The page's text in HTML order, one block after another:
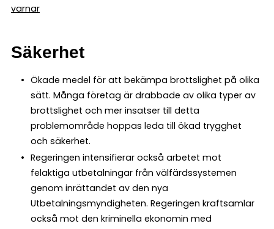
varnar
Säkerhet
Ökade medel för att bekämpa brottslighet på olika
sätt. Många företag är drabbade av olika typer av
brottslighet och mer insatser till detta
problemområde hoppas leda till ökad trygghet
och säkerhet.
Regeringen intensifierar också arbetet mot
felaktiga utbetalningar från välfärdssystemen
genom inrättandet av den nya
Utbetalningsmyndigheten. Regeringen kraftsamlar
också mot den kriminella ekonomin med